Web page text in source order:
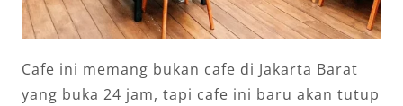
Cafe ini memang bukan cafe di Jakarta Barat
yang buka 24 jam, tapi cafe ini baru akan tutup